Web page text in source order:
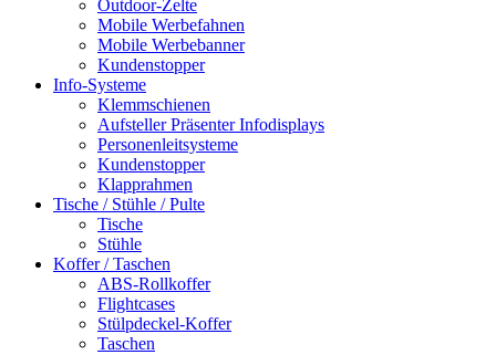
Outdoor-Zelte
Mobile Werbefahnen
Mobile Werbebanner
Kundenstopper
Info-Systeme
Klemmschienen
Aufsteller Präsenter Infodisplays
Personenleitsysteme
Kundenstopper
Klapprahmen
Tische / Stühle / Pulte
Tische
Stühle
Koffer / Taschen
ABS-Rollkoffer
Flightcases
Stülpdeckel-Koffer
Taschen